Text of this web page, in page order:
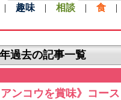
| 趣味 | 相談 | 食
過去の記事一覧
アンコウを賞味》コー